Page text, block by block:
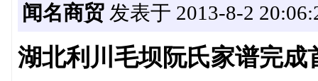
闻名商贸发表于 2013-8-2
湖北利川毛坝阮氏家谱完成